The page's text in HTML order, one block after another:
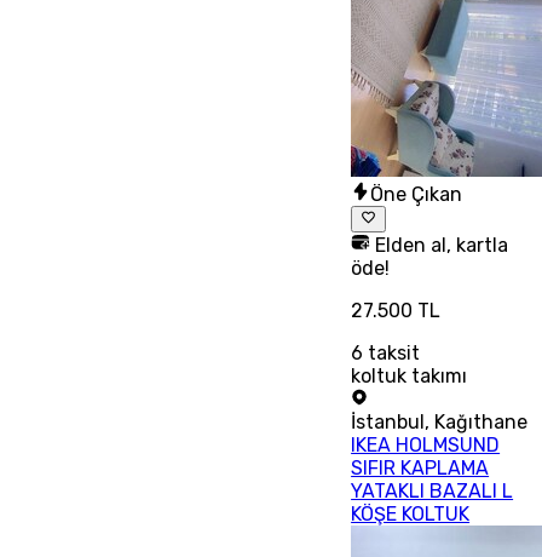
Öne Çıkan
Elden al, kartla
öde!
27.500 TL
6 taksit
koltuk takımı
İstanbul , Kağıthane
IKEA HOLMSUND
SIFIR KAPLAMA
YATAKLI BAZALI L
KÖŞE KOLTUK